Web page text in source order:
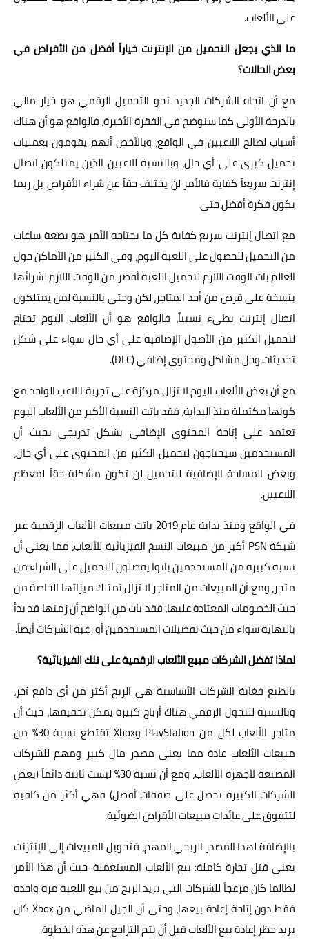
على الألعاب.
ما الذي يجعل التحميل من الإنترنت خياراً أفضل من الأقراص في
بعض الحالات؟
مع أن اتجاه الشركات الجديد نحو التحميل الرقمي هو خيار مالي
بالدرجة الأولى كما سنوضح في الفقرة الأخيرة، فالواقع هو أن هناك
أسباب لصالح اللاعبين في الواقع، وبالأخص أنهم يقومون بعمليات
تحميل كبرى على أي حال، وبالنسبة للاعبين الذين يمتلكون اتصال
إنترنت سريعاً كفاية فالأمر لن يختلف حقاً عن شراء الأقراص بل ربما
يكون فكرة أفضل حتى.
مع اتصال إنترنت سريع كفاية كل ما يحتاجه الأمر هو بضعة ساعات
من التحميل للحصول على اللعبة اليوم، وفي الكثير من الأماكن حول
العالم بات الوقت اللازم لتحميل اللعبة أقصر من الوقت اللازم لشرائها
بنسخة على قرص من أحد المتاجر، لكن وحتى بالنسبة لمن يمتلكون
اتصال إنترنت بطيء نسبياً، فالواقع هو أن الألعاب اليوم تحتاج
لتحميل الكثير من الأصول الإضافية على أي حال سواء على شكل
تحديثات وحل مشاكل ومحتوى إضافي (DLC).
مع أن بعض الألعاب اليوم لا تزال مركزة على تجربة اللاعب الواحد مع
كونها مكتملة منذ البداية، فقد باتت النسبة الأكبر من الألعاب اليوم
تعتمد على إتاحة المحتوى الإضافي بشكل تدريجي بحيث أن
المستخدمين سيحتاجون لتحميل الكثير من المحتوى على أي حال،
وبعض المساحة الإضافية للتحميل لن تكون مشكلة حقاً لمعظم
اللاعبين.
في الواقع ومنذ بداية عام 2019 باتت مبيعات الألعاب الرقمية عبر
شبكة PSN أكبر من مبيعات النسخ الفيزيائية للألعاب، مما يعني أن
نسبة كبيرة من المستخدمين باتوا يفضلون التحميل على الشراء من
متجر، ومع أن المبيعات من المتاجر لا تزال تمتلك ميزاتها الخاصة من
حيث الخصومات المعتادة عليها، فقد بات من الواضح أن زمنها قد بدأ
بالنهاية سواء من حيث تفضيلات المستخدمين أو رغبة الشركات أيضاً.
لماذا تفضل الشركات مبيع الألعاب الرقمية على تلك الفيزيائية؟
بالطبع فغاية الشركات الأساسية هي الربح أكثر من أي دافع آخر،
وبالنسبة للتحول الرقمي هناك أرباح كبيرة يمكن تحقيقها، حيث أن
متاجر الألعاب لكل من PlayStation وXbox تقتطع نسبة 30% من
مبيعات الألعاب عادة مما يعني مصدر مال كبير ومهم للشركات
المصنعة لأجهزة الألعاب، ومع أن نسبة 30% ليست ثابتة دائماً (بعض
الشركات الكبيرة تحصل على صفقات أفضل) فهي أكثر من كافية
لتتفوق على عائدات مبيعات الأقراص الضوئية.
بالإضافة لهذا المصدر الربحي المهم، فتحويل المبيعات إلى الإنترنت
يعني قتل تجارة كاملة: بيع الألعاب المستعملة. حيث أن هذا الأمر
لطالما كان مزعجاً للشركات التي تريد الربح من بيع اللعبة مرة واحدة
فقط دون إتاحة إعادة بيعها، وحتى أن الجيل الماضي من Xbox كان
يريد حظر إعادة بيع الألعاب قبل أن يتم التراجع عن هذه الخطوة.